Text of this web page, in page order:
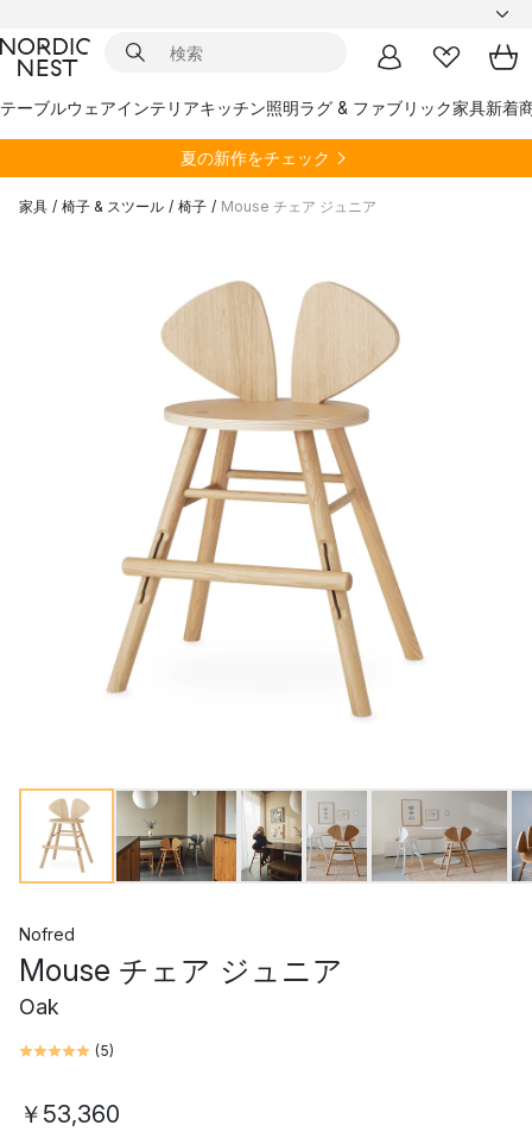
テーブルウェアインテリアキッチン照明ラグ & ファブリック家具新着
夏の新作をチェック
家具 / 椅子 & スツール / 椅子 / Mouse チェア ジュニア
Nofred
Mouse チェア ジュニア
Oak
(5)
￥53,360